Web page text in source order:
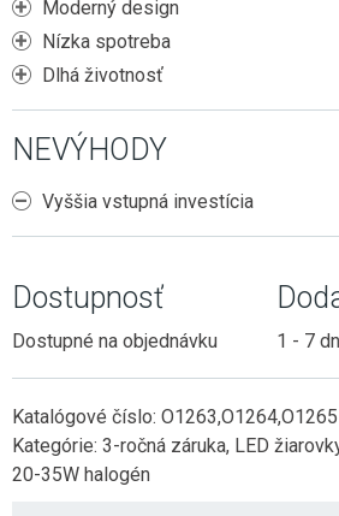
Moderný design
Nízka spotreba
Dlhá životnosť
NEVÝHODY
Vyššia vstupná investícia
Dostupnosť
Dostupné na objednávku 1 - 7
Katalógové číslo: O1263,O1264,O1265
Kategórie: 3-ročná záruka, LED
20-35W halogén